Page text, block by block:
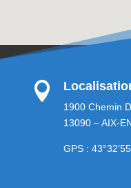

1900 Chemin
13090 – AIX-
GPS :